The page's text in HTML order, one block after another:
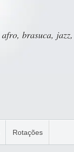
afro, brasuca,
Rotações